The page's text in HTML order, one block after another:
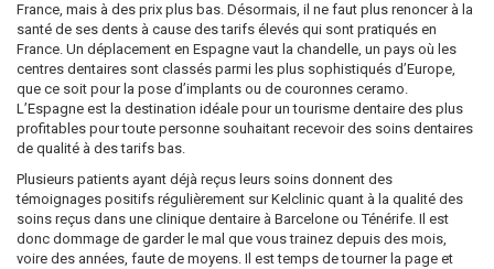
France, mais à des prix plus bas. Désormais, il ne faut plus renoncer à la
santé de ses dents à cause des tarifs élevés qui sont pratiqués en
France. Un déplacement en Espagne vaut la chandelle, un pays où les
centres dentaires sont classés parmi les plus sophistiqués d’Europe,
que ce soit pour la pose d’implants ou de couronnes ceramo.
L’Espagne est la destination idéale pour un tourisme dentaire des plus
profitables pour toute personne souhaitant recevoir des soins dentaires
de qualité à des tarifs bas.
Plusieurs patients ayant déjà reçus leurs soins donnent des
témoignages positifs régulièrement sur Kelclinic quant à la qualité des
soins reçus dans une clinique dentaire à Barcelone ou Ténérife. Il est
donc dommage de garder le mal que vous trainez depuis des mois,
voire des années, faute de moyens. Il est temps de tourner la page et